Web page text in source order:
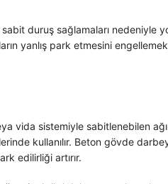
sabit duruş sağlamaları
yanlış park etmesini
vida sistemiyle sabitlenebilen
kullanılır. Beton gövde
edilirliği artırır.